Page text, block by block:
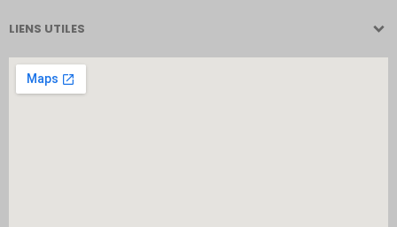
LIENS UTILES